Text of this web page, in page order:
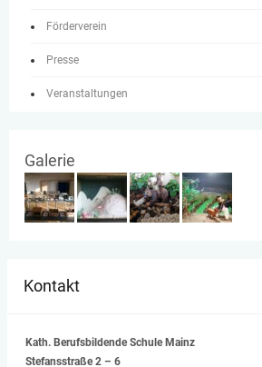
Förderverein
Presse
Veranstaltungen
Galerie
Kontakt
Kath. Berufsbildende Schule Mainz
Stefansstraße 2 – 6